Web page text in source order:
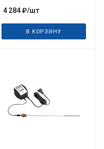
4 284₽/шт
В КОРЗИНУ